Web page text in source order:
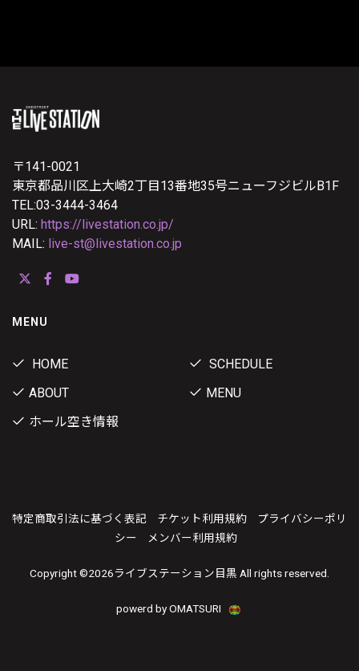
〒141-0021
東京都品川区上大崎2丁目13番地35号ニューフジビルB1F
TEL:03-3444-3464
URL: https://livestation.co.jp/
MAIL: live-st@livestation.co.jp
MENU
HOME
SCHEDULE
ABOUT
MENU
ホール空き情報
特定商取引法に基づく表記 チケット利用規約
プライバシーポリ
シー
メンバー利用規約
Copyright ©2026ライブステーション目黒 All rights reserved.
powerd by OMATSURI